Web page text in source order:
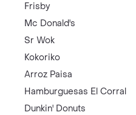
Frisby
Mc Donald's
Sr Wok
Kokoriko
Arroz Paisa
Hamburguesas El Corral
Dunkin' Donuts